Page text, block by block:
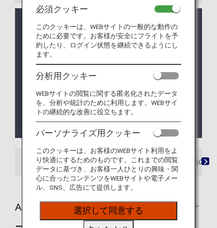
でご予約の場合、ANA以外の運航便ではご登録いた
だいたプレミアムメンバーサービスの情報が連携さ
れない事象が発生しております。ご不便をおかけい
たしますが、プレミアムメンバーサービス特典ご利
ください。
2028年4月よりANAスーパーフライヤーズカードの
サービスリニューアルを実施いたします。
詳しくはANAスーパーフライヤーズカードの制度変
ANA運航便 スター アライアンス提携便 他の
ANA運航便にご搭乗のお客様へ提供するサ
必須クッキー
このクッキーは、WEBサイトの一般的な動作の
ために必要です。お客様が安全にフライトを予
約したり、ログイン状態を継続できるようにし
ます。
分析用クッキー
WEBサイトの閲覧に関する匿名化されたデータ
を、分析や統計のために利用します。WEBサイ
トの継続的な改善に役立ちます。
パーソナライズ用クッキー
このクッキーは、お客様のWEBサイト利用をよ
り快適にするためのものです。これまでの閲覧
データに基づき、お客様一人ひとりの興味・関
心に合ったコンテンツをWEBサイトや電子メー
ル、SNS、広告にて提供します。
選択して同意する